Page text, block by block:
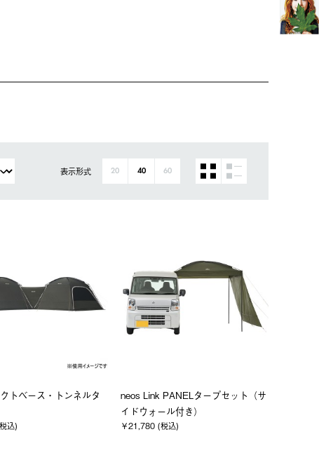
表示形式 20 40 60
トベース・トンネルタ
込)
neos Link PANELタープセット（サ
イドウォール付き）
￥21,780 (税込)